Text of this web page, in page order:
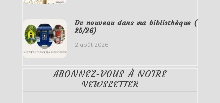
Du nouveau dans ma bibliothèque (
25/26)
2 août 2026
ABONNEZ-VOUS À NOTRE
NEWSLETTER